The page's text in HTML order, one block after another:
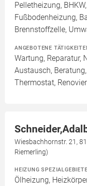
Pelletheizung,
Fußbodenheizung,
Brennstoffzelle,
ANGEBOTENE
Wartung, Reparatur,
Austausch,
Thermostat,
Wiesbachhornstr. 21,
Riemerling)
HEIZUNG SPEZIALGEBIETE
Ölheizung,